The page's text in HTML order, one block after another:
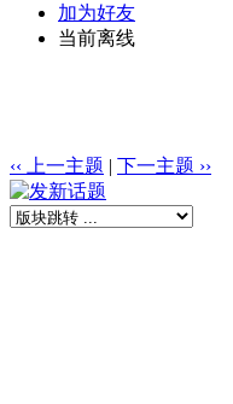
加为好友
当前离线
‹‹ 上一主题 | 下一主题 ››